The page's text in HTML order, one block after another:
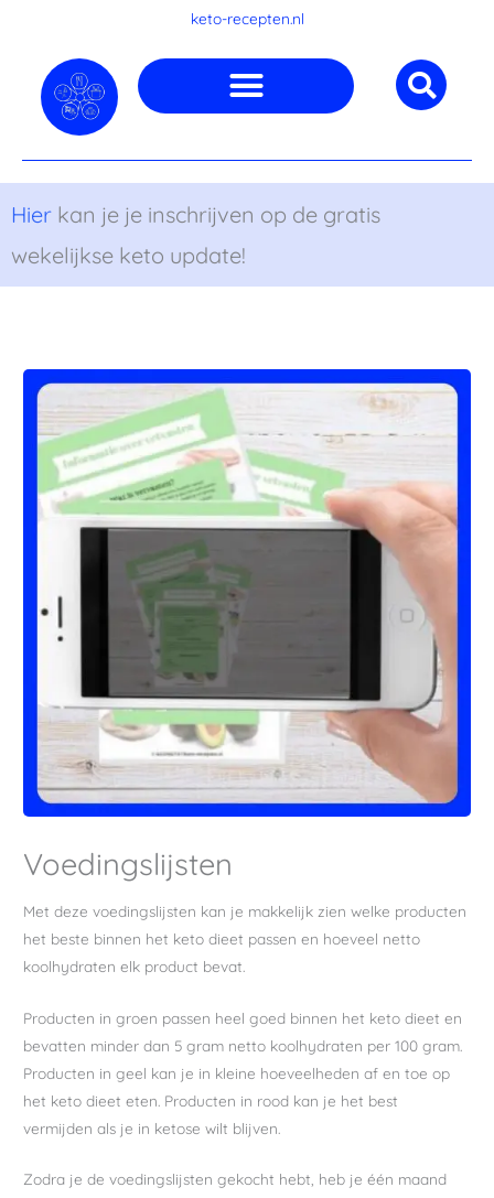
inhoud
keto-recepten.nl
Hier kan je je inschrijven op de gratis
wekelijkse keto update!
Voedingslijsten
Met deze voedingslijsten kan je makkelijk zien welke producten
het beste binnen het keto dieet passen en hoeveel netto
koolhydraten elk product bevat.
Producten in groen passen heel goed binnen het keto dieet en
bevatten minder dan 5 gram netto koolhydraten per 100 gram.
Producten in geel kan je in kleine hoeveelheden af en toe op
het keto dieet eten. Producten in rood kan je het best
vermijden als je in ketose wilt blijven.
Zodra je de voedingslijsten gekocht hebt, heb je één maand